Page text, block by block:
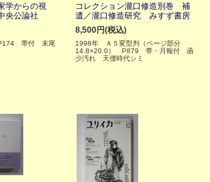
学からの視
公論社
帯付 末尾
コレクション瀧口修造別巻 補
遺／瀧口修造研究 みすず書房
8,500円(税込)
1998年 Ａ５変型判（ページ部分
14.8×20.0） P879 帯・月報付 函
少汚れ 天僅時代シミ